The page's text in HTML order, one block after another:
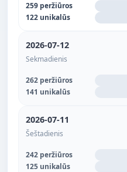
259 peržiūros
122 unikalūs
2026-07-12
Sekmadienis
262 peržiūros
141 unikalūs
2026-07-11
Šeštadienis
242 peržiūros
125 unikalūs